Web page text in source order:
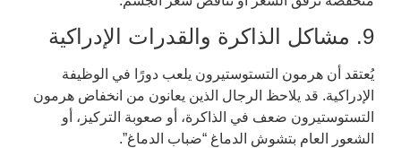
9. مشاكل الذاكرة والقدرات الإدراكية
يُعتقد أن هرمون التستوستيرون يلعب دورًا في الوظيفة
الإدراكية. قد يلاحظ الرجال الذين يعانون من انخفاض هرمون
التستوستيرون ضعف في الذاكرة، أو صعوبة التركيز، أو
الشعور العام بتشوش الدماغ “ضباب الدماغ”.